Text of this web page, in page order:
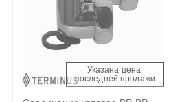
Указана цена
последней продажи